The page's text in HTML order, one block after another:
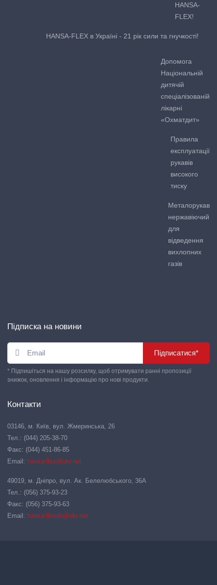
HANSA-
FLEX!
HANSA-FLEX в Україні - 21 рік сили та гнучкості!
Допомога
Національній
дитячій
спеціалізованій
лікарні
«Охматдит»
Правила
експлуатації
рукавів
високого
тиску
Металорукав
нержавіючий
для
відведення
вихлопних
газів
Підписка на новини
Підписатися*
* Підпишіться на нашу розсилку, щоб отримувати ранні пропозиції
знижок, оновлення і інформацію про нові продукти.
Контакти
03146, м. Київ, вул. Жмеринська, 26
Тел.: (044) 205-38-70
Факс: (044) 451-86-85
Email: hansa-flex@ukr.net
49019, м. Дніпро, вул. Ак. Белелюбського, 36А
Тел.: (056) 375-93-23
Факс: (056) 375-93-63
Email: hansa-flexdn@ukr.net